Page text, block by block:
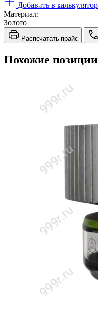
Добавить в калькулятор
Материал:
Золото
Распечатать прайс
Похожие позиции